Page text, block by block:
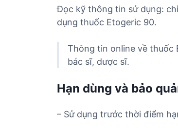
Đọc kỹ thông tin sử dụng:
dụng thuốc Etogeric 90.
Thông tin online về thuốc
bác sĩ, dược sĩ.
Hạn dùng và bảo
– Sử dụng trước thời điểm